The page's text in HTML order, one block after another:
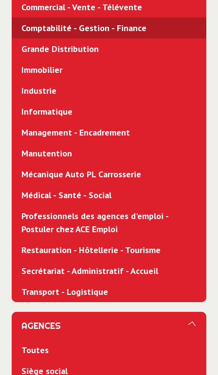
Commercial - Vente - Télévente
Comptabilité - Gestion - Finance
Grande Distribution
Immobilier
Industrie
Informatique
Management - Encadrement
Manutention
Mécanique Auto PL Carrosserie
Médical - Santé - Social
Professionnels des agences d'emploi -
Postuler chez ACE Emploi
Restauration - Hôtellerie - Tourisme
Secrétariat - Administratif - Accueil
Transport - Logistique
AGENCES
Toutes
Siège social